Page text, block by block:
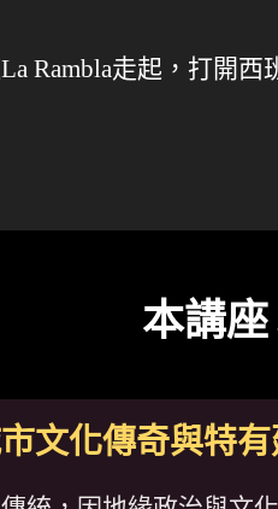
Rambla走起，打開西
本講
文化傳奇與特